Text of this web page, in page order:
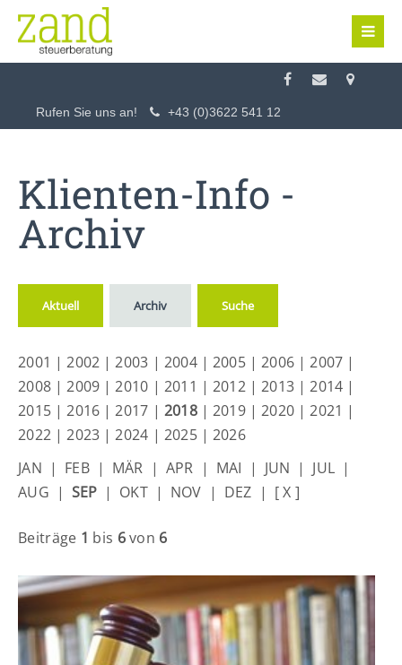
Login
Register|Lost your password?
Support
Lorem ipsum dolor sit amet:
24h/ 365days
We offer support for our customers
Get in touch
Cybersteel Inc.
Rufen Sie uns an! +43 (0)3622 541 12
Klienten-Info -
Archiv
Aktuell Archiv Suche
2001 |2002 |2003 | 2004| 2005 |2006 |2007 |
2008 |2009 |2010 | 2011 | 2012 |2013 |2014 |
2015 |2016 |2017 | 2018| 2019 |2020 |2021 |
2022 |2023 |2024 | 2025| 2026
JAN | FEB| MÄR | APR | MAI | JUN | JUL |
AUG | SEP| OKT| NOV | DEZ | [ X ]
Beiträge 1 bis 6von 6